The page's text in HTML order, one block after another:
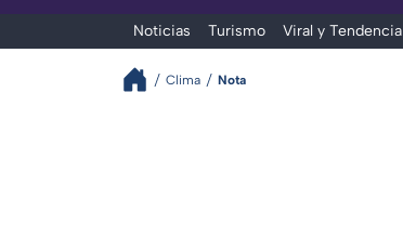
Noticias Turismo Viral y Tendencia
Clima Nota